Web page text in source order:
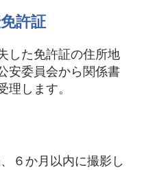
許証
した免許証の住所地
安委員会から関係書
理します。
６か月以内に撮影し